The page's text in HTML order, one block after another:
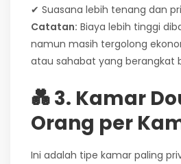
✔ Suasana lebih tenang dan
Catatan: Biaya lebih tinggi
namun masih tergolong
atau sahabat yang berangkat
💑 3. Kamar
Orang per
Ini adalah tipe kamar paling